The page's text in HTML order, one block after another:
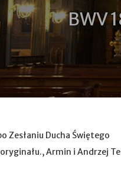
BWV
Zesłaniu Ducha Świętego
Armin i Andrzej